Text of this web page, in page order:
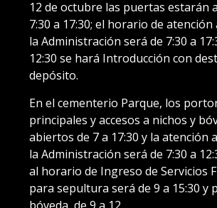
12 de octubre las puertas estarán
7:30 a 17:30; el horario de
la Administración será de 7:30 a
12:30 se hará Introducción con
depósito.
En el cementerio Parque, los
principales y accesos a nichos y
abiertos de 7 a 17:30 y la atención
la Administración será de 7:30 a
al horario de Ingreso de Servicios
para sepultura será de 9 a 15:30 y
bóveda, de 9 a 12.